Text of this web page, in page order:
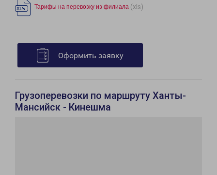
Тарифы на перевозку из филиала (xls)
Оформить заявку
Грузоперевозки по маршруту Ханты-
Мансийск - Кинешма